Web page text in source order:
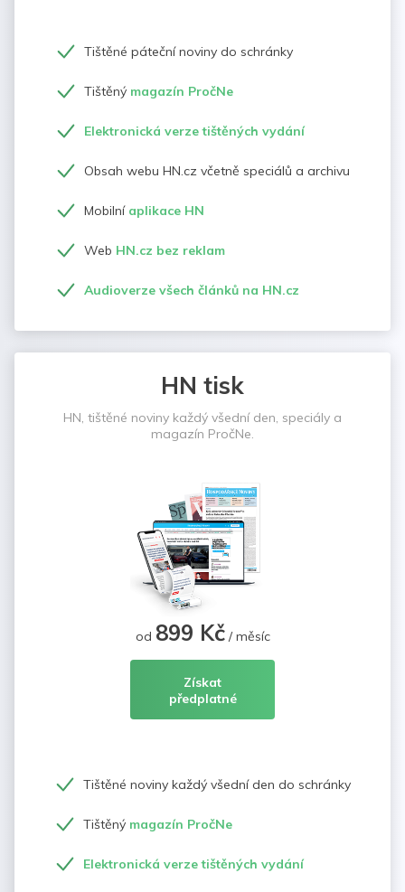
Tištěné páteční noviny do schránky
Tištěný magazín PročNe
Elektronická verze tištěných vydání
Obsah webu HN.cz včetně speciálů a archivu
Mobilní aplikace HN
Web HN.cz bez reklam
Audioverze všech článků na HN.cz
HN tisk
HN, tištěné noviny každý všední den, speciály a
magazín PročNe.
od 899 Kč/ měsíc
Získat
předplatné
Tištěné noviny každý všední den do schránky
Tištěný magazín PročNe
Elektronická verze tištěných vydání